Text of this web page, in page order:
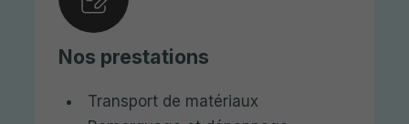
Nos prestations
Transport de matériaux